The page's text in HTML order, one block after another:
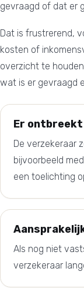
gevraagd of dat er
Dat is frustrerend,
kosten of
overzicht te
wat is er gevraagd
Er
De verzekeraar
bijvoorbeeld
een toelichting
Als nog niet
verzekeraar